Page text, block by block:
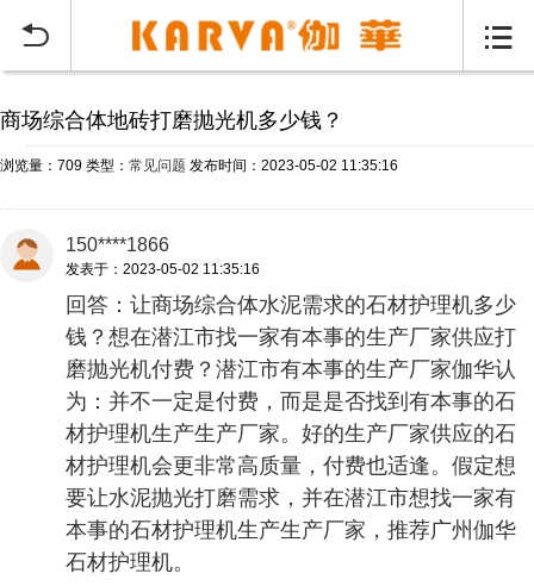
 
商场综合体地砖打磨抛光机多少钱？
浏览量：709 类型： 常见问题 发布时间：2023-05-02 11:35:16
150****1866
发表于：2023-05-02 11:35:16
回答：让商场综合体水泥需求的石材护理机多少
钱？想在潜江市找一家有本事的生产厂家供应打
磨抛光机付费？潜江市有本事的生产厂家伽华认
为：并不一定是付费，而是是否找到有本事的石
材护理机生产生产厂家。好的生产厂家供应的石
材护理机会更非常高质量，付费也适逢。假定想
要让水泥抛光打磨需求，并在潜江市想找一家有
本事的石材护理机生产生产厂家，推荐广州伽华
石材护理机。